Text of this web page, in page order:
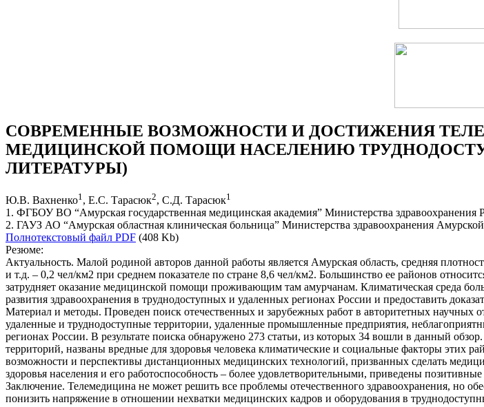
СОВРЕМЕННЫЕ ВОЗМОЖНОСТИ И ДОСТИЖЕНИЯ
МЕДИЦИНСКОЙ ПОМОЩИ НАСЕЛЕНИЮ
ЛИТЕРАТУРЫ)
Ю.В. Вахненко1 , Е.С. Тарасюк2, С.Д. Тарасюк1
1. ФГБОУ ВО “Амурская государственная медицинская академия” Министерства здравоохранения
2. ГАУЗ АО “Амурская областная клиническая больница” Министерства здравоохранения
Полнотекстовый файл PDF (408 Kb)
Резюме:
Актуальность. Малой родиной авторов данной работы является Амурская область, средняя
и т.д. – 0,2 чел/км2 при среднем показателе по стране 8,6 чел/км2. Большинство ее районов
затрудняет оказание медицинской помощи проживающим там амурчанам. Климатическая среда
развития здравоохранения в труднодоступных и удаленных регионах России и предоставить
Материал и методы. Проведен поиск отечественных и зарубежных работ в авторитетных научных
удаленные и труднодоступные территории, удаленные промышленные предприятия,
регионах России. В результате поиска обнаружено 273 статьи, из которых 34 вошли в данный
территорий, названы вредные для здоровья человека климатические и социальные факторы
возможности и перспективы дистанционных медицинских технологий, призванных сделать
здоровья населения и его работоспособность – более удовлетворительными, приведены
Заключение. Телемедицина не может решить все проблемы отечественного здравоохранения, но
понизить напряжение в отношении нехватки медицинских кадров и оборудования в